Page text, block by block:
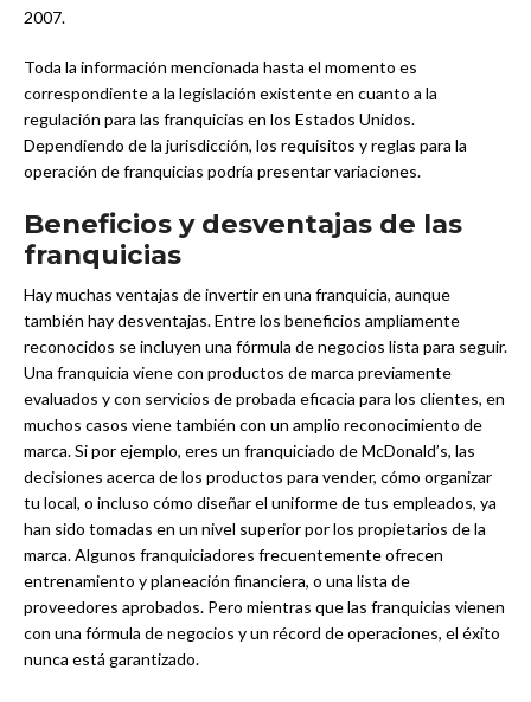
2007.
Toda la información mencionada hasta el momento es
correspondiente a la legislación existente en cuanto a la
regulación para las franquicias en los Estados Unidos.
Dependiendo de la jurisdicción, los requisitos y reglas para la
operación de franquicias podría presentar variaciones.
Beneficios y desventajas de las
franquicias
Hay muchas ventajas de invertir en una franquicia, aunque
también hay desventajas. Entre los beneficios ampliamente
reconocidos se incluyen una fórmula de negocios lista para seguir.
Una franquicia viene con productos de marca previamente
evaluados y con servicios de probada eficacia para los clientes, en
muchos casos viene también con un amplio reconocimiento de
marca. Si por ejemplo, eres un franquiciado de McDonald’s, las
decisiones acerca de los productos para vender, cómo organizar
tu local, o incluso cómo diseñar el uniforme de tus empleados, ya
han sido tomadas en un nivel superior por los propietarios de la
marca. Algunos franquiciadores frecuentemente ofrecen
entrenamiento y planeación financiera, o una lista de
proveedores aprobados. Pero mientras que las franquicias vienen
con una fórmula de negocios y un récord de operaciones, el éxito
nunca está garantizado.